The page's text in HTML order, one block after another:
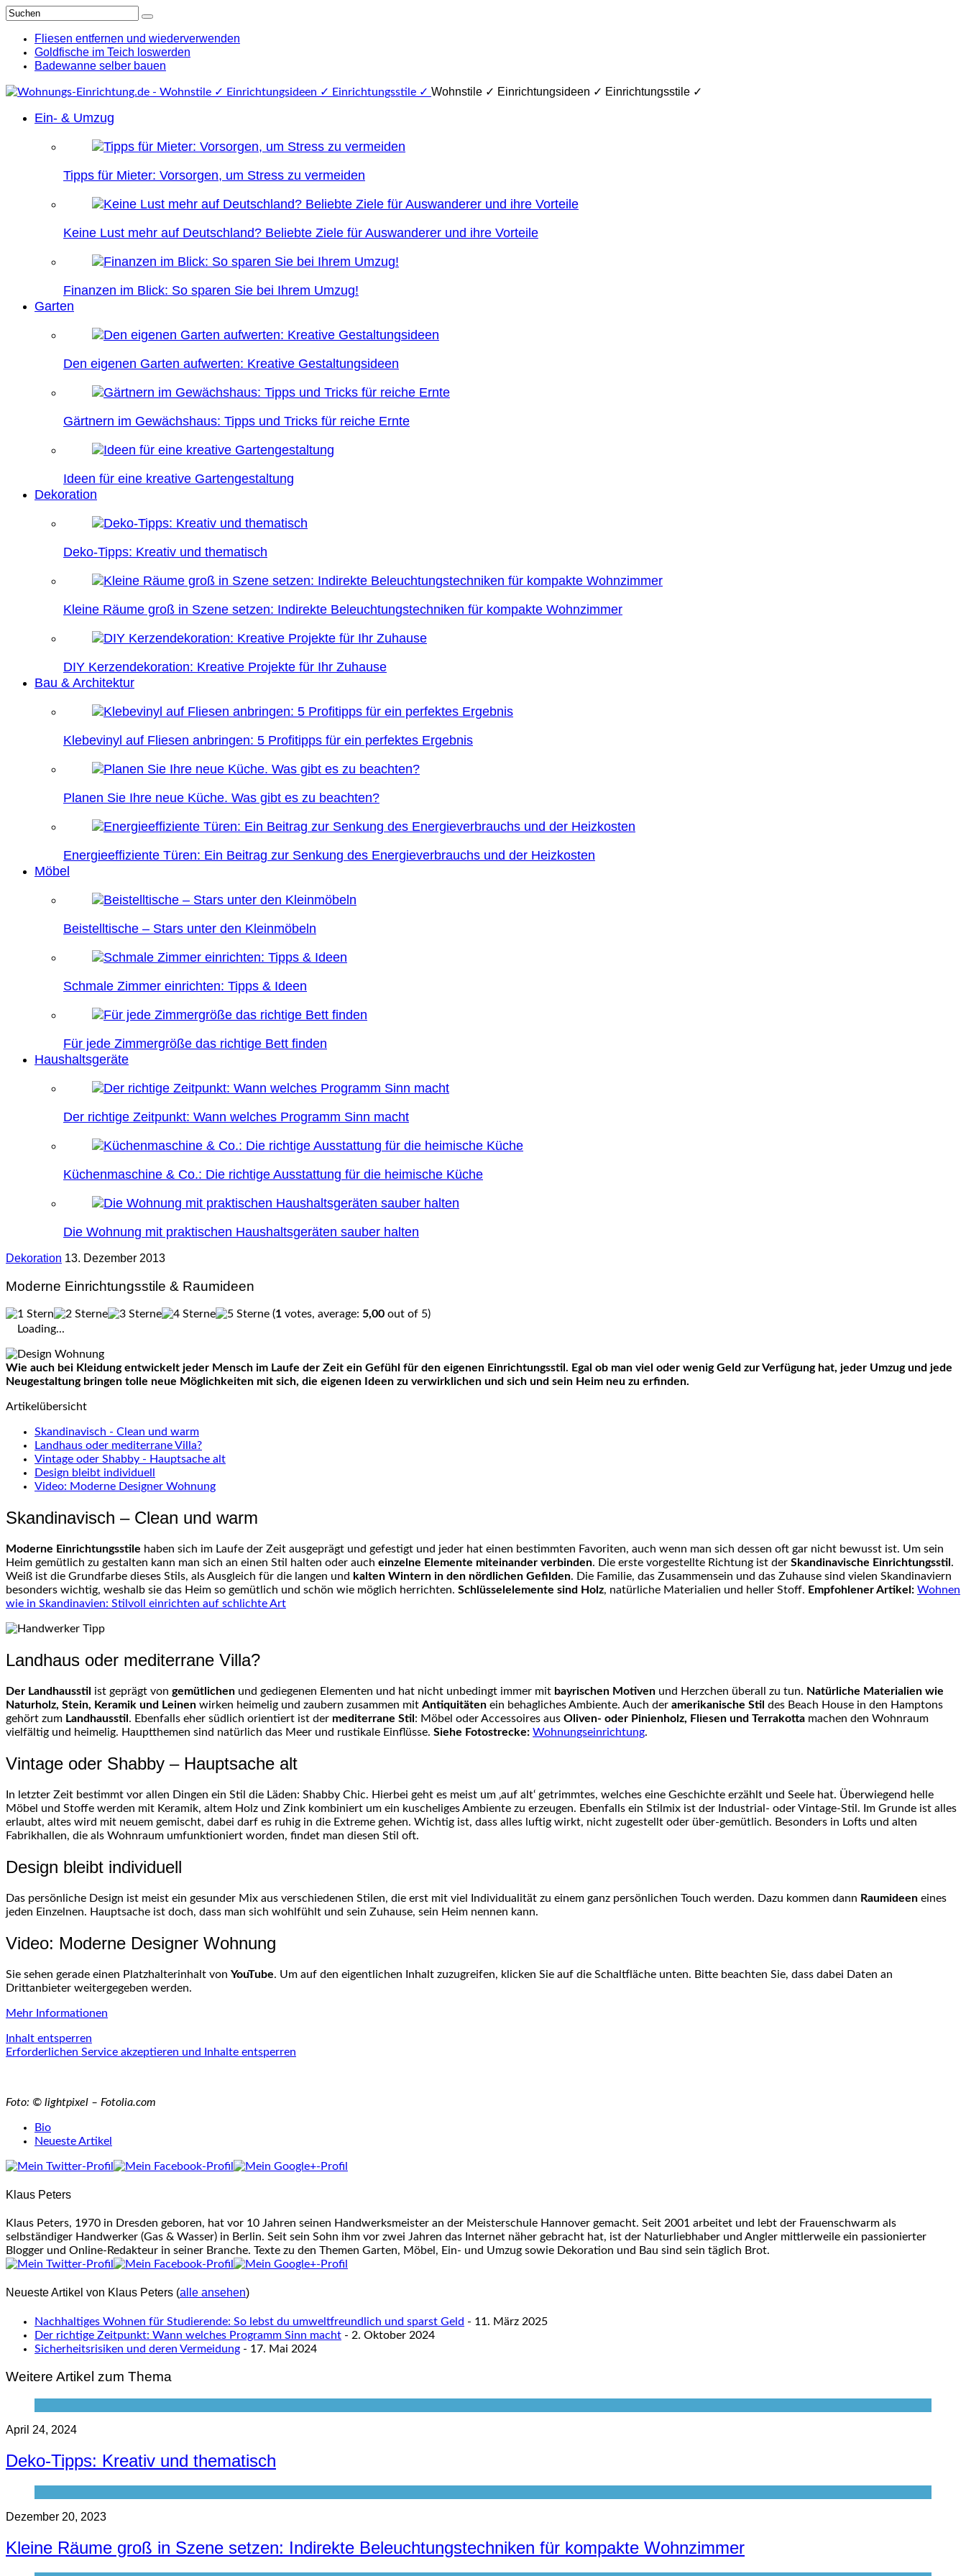
Fliesen entfernen und wiederverwenden
Goldfische im Teich loswerden
Badewanne selber bauen
Wohnstile ✓ Einrichtungsideen ✓ Einrichtungsstile ✓
Ein- & Umzug
Tipps für Mieter: Vorsorgen, um Stress zu vermeiden
Keine Lust mehr auf Deutschland? Beliebte Ziele für Auswanderer und ihre Vorteile
Finanzen im Blick: So sparen Sie bei Ihrem Umzug!
Garten
Den eigenen Garten aufwerten: Kreative Gestaltungsideen
Gärtnern im Gewächshaus: Tipps und Tricks für reiche Ernte
Ideen für eine kreative Gartengestaltung
Dekoration
Deko-Tipps: Kreativ und thematisch
Kleine Räume groß in Szene setzen: Indirekte Beleuchtungstechniken für kompakte Wohnzimmer
DIY Kerzendekoration: Kreative Projekte für Ihr Zuhause
Bau & Architektur
Klebevinyl auf Fliesen anbringen: 5 Profitipps für ein perfektes Ergebnis
Planen Sie Ihre neue Küche. Was gibt es zu beachten?
Energieeffiziente Türen: Ein Beitrag zur Senkung des Energieverbrauchs und der Heizkosten
Möbel
Beistelltische – Stars unter den Kleinmöbeln
Schmale Zimmer einrichten: Tipps & Ideen
Für jede Zimmergröße das richtige Bett finden
Haushaltsgeräte
Der richtige Zeitpunkt: Wann welches Programm Sinn macht
Küchenmaschine & Co.: Die richtige Ausstattung für die heimische Küche
Die Wohnung mit praktischen Haushaltsgeräten sauber halten
Dekoration 13. Dezember 2013
Moderne Einrichtungsstile & Raumideen
(1 votes, average: 5,00 out of 5)
Loading...
Wie auch bei Kleidung entwickelt jeder Mensch im Laufe der Zeit ein Gefühl für den eigenen Einrichtungsstil. Egal ob man viel oder wenig Geld zur Verfügung hat, jeder Umzug und jede
Neugestaltung bringen tolle neue Möglichkeiten mit sich, die eigenen Ideen zu verwirklichen und sich und sein Heim neu zu erfinden.
Artikelübersicht
Skandinavisch - Clean und warm
Landhaus oder mediterrane Villa?
Vintage oder Shabby - Hauptsache alt
Design bleibt individuell
Video: Moderne Designer Wohnung
Skandinavisch – Clean und warm
Moderne Einrichtungsstile haben sich im Laufe der Zeit ausgeprägt und gefestigt und jeder hat einen bestimmten Favoriten, auch wenn man sich dessen oft gar nicht bewusst ist. Um sein
Heim gemütlich zu gestalten kann man sich an einen Stil halten oder auch einzelne Elemente miteinander verbinden. Die erste vorgestellte Richtung ist der Skandinavische Einrichtungsstil .
Weiß ist die Grundfarbe dieses Stils, als Ausgleich für die langen und kalten Wintern in den nördlichen Gefilden. Die Familie, das Zusammensein und das Zuhause sind vielen Skandinaviern
besonders wichtig, weshalb sie das Heim so gemütlich und schön wie möglich herrichten. Schlüsselelemente sind Holz, natürliche Materialien und heller Stoff. Empfohlener Artikel: Wohnen
wie in Skandinavien: Stilvoll einrichten auf schlichte Art
Landhaus oder mediterrane Villa?
Der Landhausstil ist geprägt von gemütlichen und gediegenen Elementen und hat nicht unbedingt immer mit bayrischen Motiven und Herzchen überall zu tun. Natürliche Materialien wie
Naturholz, Stein, Keramik und Leinen wirken heimelig und zaubern zusammen mit Antiquitäten ein behagliches Ambiente. Auch der amerikanische Stil des Beach House in den Hamptons
gehört zum Landhausstil . Ebenfalls eher südlich orientiert ist der mediterrane Stil : Möbel oder Accessoires aus Oliven- oder Pinienholz, Fliesen und Terrakotta machen den Wohnraum
vielfältig und heimelig. Hauptthemen sind natürlich das Meer und rustikale Einflüsse. Siehe Fotostrecke: Wohnungseinrichtung.
Vintage oder Shabby – Hauptsache alt
In letzter Zeit bestimmt vor allen Dingen ein Stil die Läden: Shabby Chic. Hierbei geht es meist um ‚auf alt‘ getrimmtes, welches eine Geschichte erzählt und Seele hat. Überwiegend helle
Möbel und Stoffe werden mit Keramik, altem Holz und Zink kombiniert um ein kuscheliges Ambiente zu erzeugen. Ebenfalls ein Stilmix ist der Industrial- oder Vintage-Stil. Im Grunde ist alles
erlaubt, altes wird mit neuem gemischt, dabei darf es ruhig in die Extreme gehen. Wichtig ist, dass alles luftig wirkt, nicht zugestellt oder über-gemütlich. Besonders in Lofts und alten
Fabrikhallen, die als Wohnraum umfunktioniert worden, findet man diesen Stil oft.
Design bleibt individuell
Das persönliche Design ist meist ein gesunder Mix aus verschiedenen Stilen, die erst mit viel Individualität zu einem ganz persönlichen Touch werden. Dazu kommen dann Raumideen eines
jeden Einzelnen. Hauptsache ist doch, dass man sich wohlfühlt und sein Zuhause, sein Heim nennen kann.
Video: Moderne Designer Wohnung
Sie sehen gerade einen Platzhalterinhalt von YouTube. Um auf den eigentlichen Inhalt zuzugreifen, klicken Sie auf die Schaltfläche unten. Bitte beachten Sie, dass dabei Daten an
Drittanbieter weitergegeben werden.
Mehr Informationen
Inhalt entsperren
Erforderlichen Service akzeptieren und Inhalte entsperren
Foto: © lightpixel – Fotolia.com
following
tabs
content
Bio
Neueste Artikel
Klaus Peters
Klaus Peters, 1970 in Dresden geboren, hat vor 10 Jahren seinen Handwerksmeister an der Meisterschule Hannover gemacht. Seit 2001 arbeitet und lebt der Frauenschwarm als
selbständiger Handwerker (Gas & Wasser) in Berlin. Seit sein Sohn ihm vor zwei Jahren das Internet näher gebracht hat, ist der Naturliebhaber und Angler mittlerweile ein passionierter
Blogger und Online-Redakteur in seiner Branche. Texte zu den Themen Garten, Möbel, Ein- und Umzug sowie Dekoration und Bau sind sein täglich Brot.
Neueste Artikel von Klaus Peters (alle ansehen)
Nachhaltiges Wohnen für Studierende: So lebst du umweltfreundlich und sparst Geld - 11. März 2025
Der richtige Zeitpunkt: Wann welches Programm Sinn macht - 2. Oktober 2024
Sicherheitsrisiken und deren Vermeidung - 17. Mai 2024
Weitere Artikel zum Thema
April 24, 2024
Deko-Tipps: Kreativ und thematisch
Dezember 20, 2023
Kleine Räume groß in Szene setzen: Indirekte Beleuchtungstechniken für kompakte Wohnzimmer